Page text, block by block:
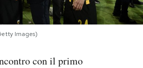
Images)
con il primo